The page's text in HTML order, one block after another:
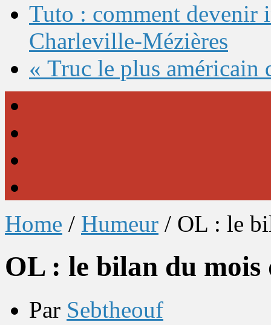
Tuto : comment devenir
Charleville-Mézières
« Truc le plus américain
Home / Humeur / OL : le
OL : le bilan du mois
Par Sebtheouf